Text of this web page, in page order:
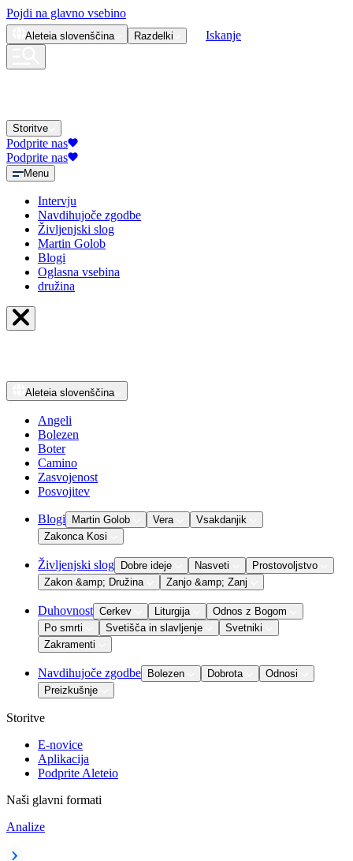
Pojdi na glavno vsebino
Aleteia slovenščina Razdelki Iskanje
Storitve
Podprite nas
Podprite nas
Menu
Intervju
Navdihujoče zgodbe
Življenjski slog
Martin Golob
Blogi
Oglasna vsebina
družina
Aleteia slovenščina
Angeli
Bolezen
Boter
Camino
Zasvojenost
Posvojitev
Blogi Martin Golob Vera
Vsakdanjik
Zakonca Kosi
Življenjski slog Dobre ideje Nasveti
Prostovoljstvo
Zakon &amp; Družina
Zanjo &amp; Zanj
Duhovnost Cerkev Liturgija
Odnos z Bogom
Po smrti
Svetišča in slavljenje
Svetniki
Zakramenti
Navdihujoče zgodbe Bolezen Dobrota
Odnosi
Preizkušnje
Storitve
E-novice
Aplikacija
Podprite Aleteio
Naši glavni formati
Analize